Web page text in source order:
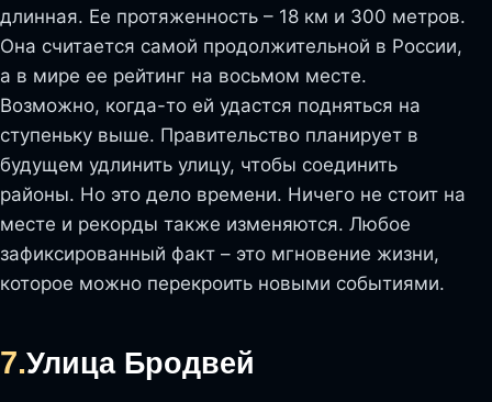
длинная. Ее протяженность – 18 км и 300 метров.
Она считается самой продолжительной в России,
а в мире ее рейтинг на восьмом месте.
Возможно, когда-то ей удастся подняться на
ступеньку выше. Правительство планирует в
будущем удлинить улицу, чтобы соединить
районы. Но это дело времени. Ничего не стоит на
месте и рекорды также изменяются. Любое
зафиксированный факт – это мгновение жизни,
которое можно перекроить новыми событиями.
7.Улица Бродвей